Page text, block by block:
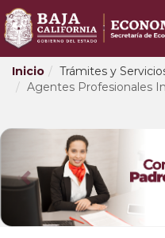
Skip
to
Content
Inicio
Trámites y
Agentes Profesionales